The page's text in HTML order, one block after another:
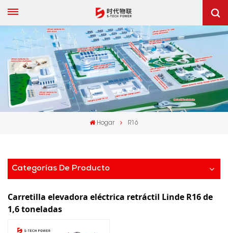
Hogar R16
Categorías De Producto
Carretilla elevadora eléctrica retráctil Linde R16 de
1,6 toneladas